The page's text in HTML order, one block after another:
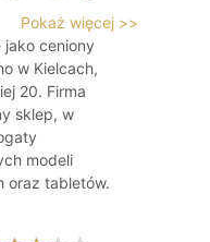
Pokaż więcej >>
jako ceniony
w Kielcach,
20. Firma
sklep, w
modeli
oraz tabletów.